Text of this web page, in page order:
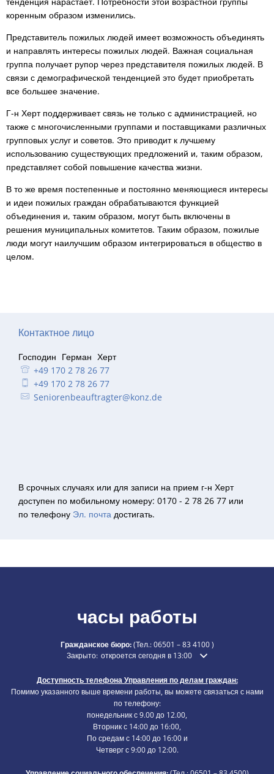
коренным образом изменились.
Представитель пожилых людей имеет возможность объединять
и направлять интересы пожилых людей. Важная социальная
группа получает рупор через представителя пожилых людей. В
связи с демографической тенденцией это будет приобретать
все большее значение.
Г-н Херт поддерживает связь не только с администрацией, но
также с многочисленными группами и поставщиками различных
групповых услуг и советов. Это приводит к лучшему
использованию существующих предложений и, таким образом,
представляет собой повышение качества жизни.
В то же время постепенные и постоянно меняющиеся интересы
и идеи пожилых граждан обрабатываются функцией
объединения и, таким образом, могут быть включены в
решения муниципальных комитетов. Таким образом, пожилые
люди могут наилучшим образом интегрироваться в общество в
целом.
Контактное лицо
Господин Герман Херт
+49 170 2 78 26 77
+49 170 2 78 26 77
Seniorenbeauftragter@konz.de
В срочных случаях или для записи на прием г-н Херт
доступен по мобильному номеру: 0170 - 2 78 26 77 или
по телефону Эл. почта достигать.
часы работы
Гражданское бюро:(Тел.:06501 – 83 4100)
Нажмите, чтобы скрыть дополнительное время открытия
Закрыто: откроется сегодня в 13:00
Доступность телефона Управления по делам граждан:
Помимо указанного выше времени работы, вы можете связаться с нами
по телефону:
понедельник с 9.00 до 12.00,
Вторник с 14:00 до 16:00,
По средам с 14:00 до 16:00 и
Четверг с 9:00 до 12:00.